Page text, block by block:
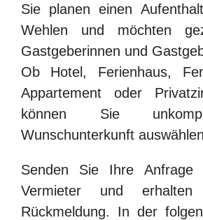
Sie planen einen
Wehlen und möchten
Gastgeberinnen und
Ob Hotel, Ferienhaus,
Appartement oder
können Sie
Wunschunterkunft
Senden Sie Ihre
Vermieter und erhalten
Rückmeldung. In der